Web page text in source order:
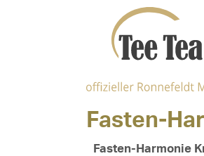
Fasten-
Fasten-Harmonie